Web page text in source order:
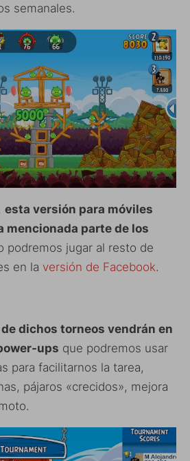
semanales.
esta versión para móviles
mencionada parte de los
podremos jugar al resto de
en la versión de Facebook.
dichos torneos vendrán en
ups que podremos usar
para facilitarnos la tarea,
pájaros «crecidos», mejora